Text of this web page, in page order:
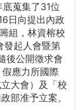
蒐集了31位
日向提出內政
組，林資榕校
起人會暨第
後公開徵求會
應力所國際
大會）及「校
部准予立案。